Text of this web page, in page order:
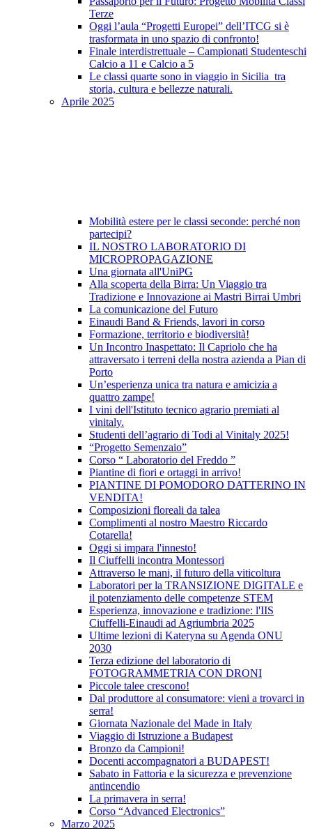
Terze
Oggi l’aula “Progetti Europei” dell’ITCG si è
trasformata in uno spazio di confronto!
Finale interdistrettuale – Campionati Studenteschi
Calcio a 11 e Calcio a 5
Le classi quarte sono in viaggio in Sicilia tra
storia, cultura e bellezze naturali.
Aprile 2025
Mobilità estere per le classi seconde: perché non
partecipi?
IL NOSTRO LABORATORIO DI
MICROPROPAGAZIONE
Una giornata all'UniPG
Alla scoperta della Birra: Un Viaggio tra
Tradizione e Innovazione ai Mastri Birrai Umbri
La comunicazione del Futuro
Einaudi Band & Friends, lavori in corso
Formazione, territorio e biodiversità!
Un Incontro Inaspettato: Il Capriolo che ha
attraversato i terreni della nostra azienda a Pian di
Porto
Un’esperienza unica tra natura e amicizia a
quattro zampe!
I vini dell'Istituto tecnico agrario premiati al
vinitaly.
Studenti dell’agrario di Todi al Vinitaly 2025!
“Progetto Semenzaio”
Corso “ Laboratorio del Freddo ”
Piantine di fiori e ortaggi in arrivo!
PIANTINE DI POMODORO DATTERINO IN
VENDITA!
Composizioni floreali da talea
Complimenti al nostro Maestro Riccardo
Cotarella!
Oggi si impara l'innesto!
Il Ciuffelli incontra Montessori
Attraverso le mani, il futuro della viticoltura
Laboratori per la TRANSIZIONE DIGITALE e
il potenziamento delle competenze STEM
Esperienza, innovazione e tradizione: l'IIS
Ciuffelli-Einaudi ad Agriumbria 2025
Ultime lezioni di Kateryna su Agenda ONU
2030
Terza edizione del laboratorio di
FOTOGRAMMETRIA CON DRONI
Piccole talee crescono!
Dal produttore al consumatore: vieni a trovarci in
serra!
Giornata Nazionale del Made in Italy
Viaggio di Istruzione a Budapest
Bronzo da Campioni!
Docenti accompagnatori a BUDAPEST!
Sabato in Fattoria e la sicurezza e prevenzione
antincendio
La primavera in serra!
Corso “Advanced Electronics”
Marzo 2025